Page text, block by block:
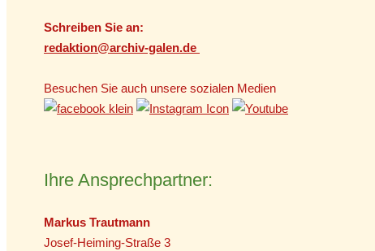
Schreiben Sie an:
redaktion@archiv-galen.de
Besuchen Sie auch unsere sozialen Medien
Ihre Ansprechpartner:
Markus Trautmann
Josef-Heiming-Straße 3